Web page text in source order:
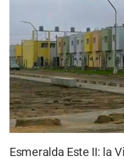
Esmeralda Este II: la